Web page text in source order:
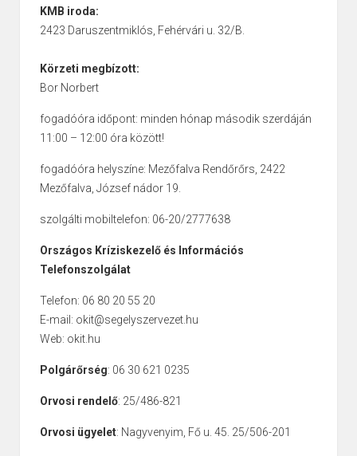
KMB iroda:
2423 Daruszentmiklós, Fehérvári u. 32/B.
Körzeti megbízott:
Bor Norbert
fogadóóra időpont: minden hónap második szerdáján
11:00 – 12:00 óra között!
fogadóóra helyszíne: Mezőfalva Rendőrőrs, 2422
Mezőfalva, József nádor 19.
szolgálti mobiltelefon: 06-20/2777638
Országos Kríziskezelő és Információs
Telefonszolgálat
Telefon: 06 80 20 55 20
E-mail: okit@segelyszervezet.hu
Web: okit.hu
Polgárőrség: 06 30 621 0235
Orvosi rendelő: 25/486-821
Orvosi ügyelet: Nagyvenyim, Fő u. 45. 25/506-201